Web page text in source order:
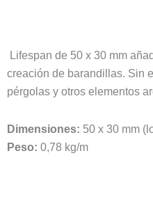
Lifespan de 50 x 30 mm
creación de barandillas. Sin
pérgolas y otros elementos
Dimensiones: 50 x 30 mm
Peso: 0,78 kg/m